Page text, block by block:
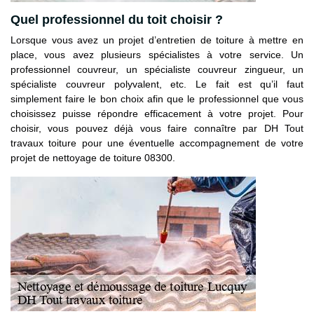
Quel professionnel du toit choisir ?
Lorsque vous avez un projet d’entretien de toiture à mettre en
place, vous avez plusieurs spécialistes à votre service. Un
professionnel couvreur, un spécialiste couvreur zingueur, un
spécialiste couvreur polyvalent, etc. Le fait est qu’il faut
simplement faire le bon choix afin que le professionnel que vous
choisissez puisse répondre efficacement à votre projet. Pour
choisir, vous pouvez déjà vous faire connaître par DH Tout
travaux toiture pour une éventuelle accompagnement de votre
projet de nettoyage de toiture 08300.